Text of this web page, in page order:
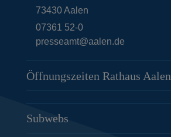
73430Aalen
07361 52-0
presseamt@aalen.de
Öffnungszeiten Rathaus Aalen
Subwebs